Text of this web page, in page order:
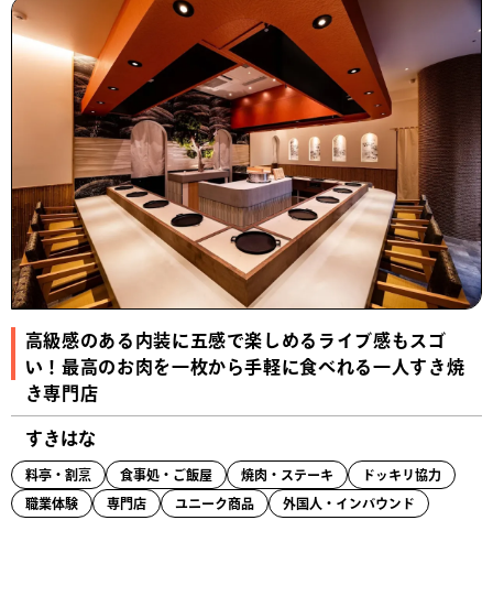
高級感のある内装に五感で楽しめるライブ感もスゴ
い！最高のお肉を一枚から手軽に食べれる一人すき焼
き専門店
すきはな
料亭・割烹 食事処・ご飯屋 焼肉・ステーキ ドッキリ協力
職業体験 専門店 ユニーク商品 外国人・インバウンド